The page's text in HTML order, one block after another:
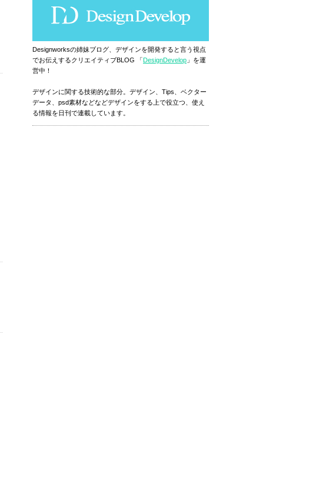
Designworksの姉妹ブログ、デザインを開発すると言う視点
でお伝えするクリエイティブBLOG 「DesignDevelop 」を運
営中！
デザインに関する技術的な部分。デザイン、Tips、ベクター
データ、psd素材などなどデザインをする上で役立つ、使え
る情報を日刊で連載しています。